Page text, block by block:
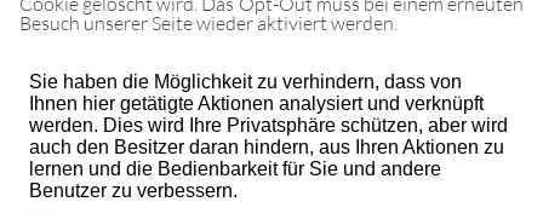
Besuch unserer Seite wieder aktiviert werden.